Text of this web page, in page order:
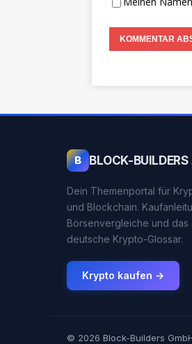
B BLOCK-BUILDERS
Dein Themenportal für
und Blockchain.
Börsenvergleiche und das
deutsche Krypto-Glossar.
Krypto kaufen →
© 2026 Block-Builders